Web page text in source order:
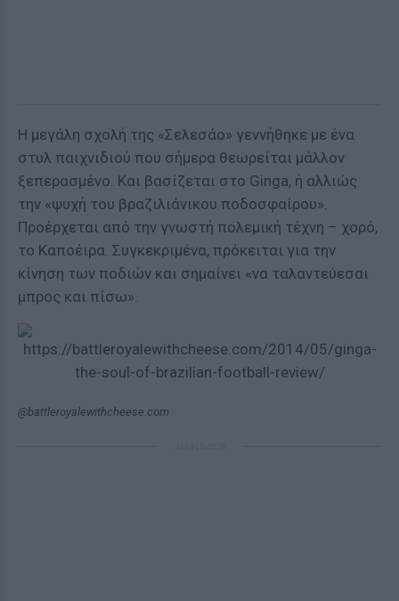
Η μεγάλη σχολή της «Σελεσάο» γεννήθηκε με ένα
στυλ παιχνιδιού που σήμερα θεωρείται μάλλον
ξεπερασμένο. Και βασίζεται στο Ginga, ή αλλιώς
την «ψυχή του βραζιλιάνικου ποδοσφαίρου».
Προέρχεται από την γνωστή πολεμική τέχνη – χορό,
το Καποέιρα. Συγκεκριμένα, πρόκειται για την
κίνηση των ποδιών και σημαίνει «να ταλαντεύεσαι
μπρος και πίσω».
@battleroyalewithcheese.com